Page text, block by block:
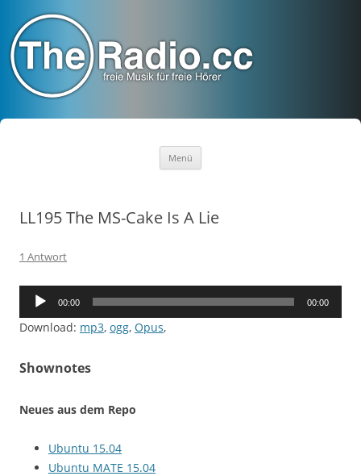
Menü
LL195 The MS-Cake Is A Lie
1 Antwort
Audio-
00:00 00:00
Download: mp3, ogg, Opus,
Shownotes
Neues aus dem Repo
Ubuntu 15.04
Ubuntu MATE 15.04